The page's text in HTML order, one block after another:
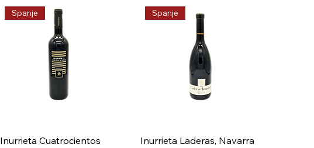
Spanje
Inurrieta Cuatrocientos
Spanje
Inurrieta Laderas, Navarra